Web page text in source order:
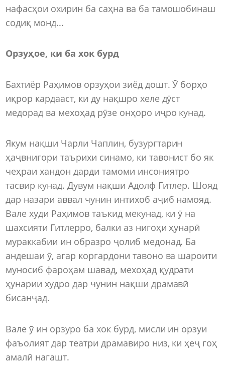
нафасҳои охирин ба саҳна ва ба тамошобинаш
содиқ монд...
Орзуҳое, ки ба хок бурд
Бахтиёр Раҳимов орзуҳои зиёд дошт. Ӯ борҳо
иқрор кардааст, ки ду нақшро хеле дӯст
медорад ва мехоҳад рӯзе онҳоро иҷро кунад.
Якум нақши Чарли Чаплин, бузургтарин
ҳаҷвнигори таърихи синамо, ки тавонист бо як
чеҳраи хандон дарди тамоми инсониятро
тасвир кунад. Дувум нақши Адолф Гитлер. Шояд
дар назари аввал чунин интихоб аҷиб намояд.
Вале худи Раҳимов таъкид мекунад, ки ӯ на
шахсияти Гитлерро, балки аз нигоҳи ҳунарӣ
мураккабии ин образро ҷолиб медонад. Ба
андешаи ӯ, агар коргардони тавоно ва шароити
муносиб фароҳам шавад, мехоҳад қудрати
ҳунарии худро дар чунин нақши драмавӣ
бисанҷад.
Вале ӯ ин орзуро ба хок бурд, мисли ин орзуи
фаъолият дар театри драмавиро низ, ки ҳеҷ гоҳ
амалӣ нагашт.